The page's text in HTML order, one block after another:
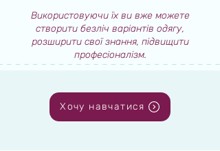
Використовуючи їх ви вже можете
створити безліч варіантів одягу,
розширити свої знання, підвищити
професіоналізм.
Хочу навчатися